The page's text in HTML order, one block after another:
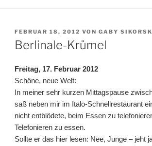
VERÖFFENTLICHT
AM
FEBRUAR 18, 2012 VON GABY
Berlinale-Krümel
Freitag, 17. Februar 2012
Schöne, neue Welt:
In meiner sehr kurzen Mittagspause
saß neben mir im Italo-Schnellrestaurant
nicht entblödete, beim Essen zu
Telefonieren zu essen.
Sollte er das hier lesen: Nee, Junge – jeht